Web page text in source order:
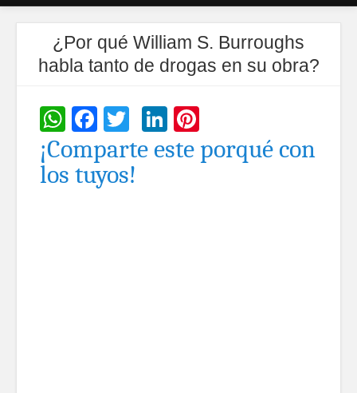
¿Por qué William S. Burroughs
habla tanto de drogas en su obra?
WhatsApp
Facebook
TwitterLinkedIn
¡Comparte este porqué con
los tuyos!